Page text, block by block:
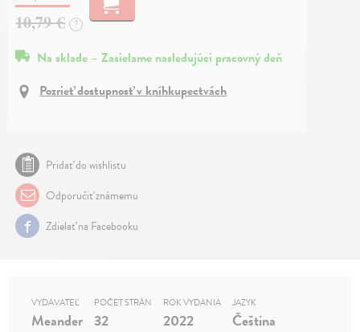
10,79 € ?
Na sklade – Zasielame nasledujúci pracovný deň
Pozrieť dostupnosť v kníhkupectvách
Pridať do wishlistu
Odporučiť známemu
Zdielať na Facebooku
VYDAVATEĽ
Meander
POČET STRÁN
32
ROK VYDANIA
2022
JAZYK
Čeština